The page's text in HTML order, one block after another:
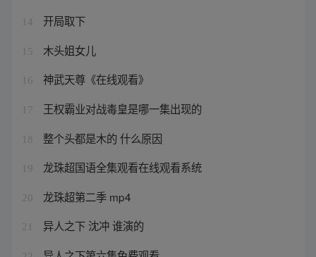
14 开局取下
15 木头姐女儿
16 神武天尊《在线观看》
17 王权霸业对战毒皇是哪一集出现的
18 整个头都是木的 什么原因
19 龙珠超国语全集观看在线观看系统
20 龙珠超第二季 mp4
21 异人之下 沈冲 谁演的